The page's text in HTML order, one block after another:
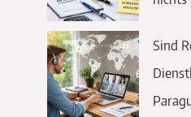
Sind